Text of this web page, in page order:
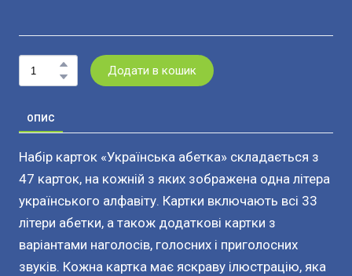
Додати в кошик
ОПИС
Набір карток «Українська абетка» складається з
47 карток, на кожній з яких зображена одна літера
українського алфавіту. Картки включають всі 33
літери абетки, а також додаткові картки з
варіантами наголосів, голосних і приголосних
звуків. Кожна картка має яскраву ілюстрацію, яка